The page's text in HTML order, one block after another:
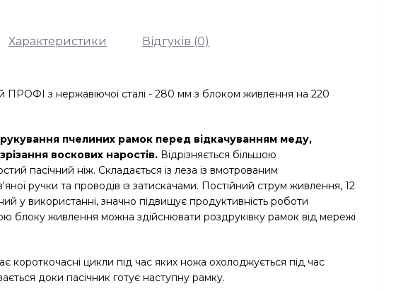
Характеристики Відгуків (0)
ПРОФІ з нержавіючої сталі - 280 мм з блоком живлення на 220
пчелиних рамок перед відкачуванням меду,
воскових наростів. Відрізняється більшою
пасічний ніж. Складається із леза із вмотрованим
ручки та проводів із затискачами. Постійний струм живлення, 12
у використанні, значно підвищує продуктивність роботи
блоку живлення можна здійснювати роздруківку рамок від мережі
короткочасні цикли під час яких ножа охолоджується під час
доки пасічник готує наступну рамку.